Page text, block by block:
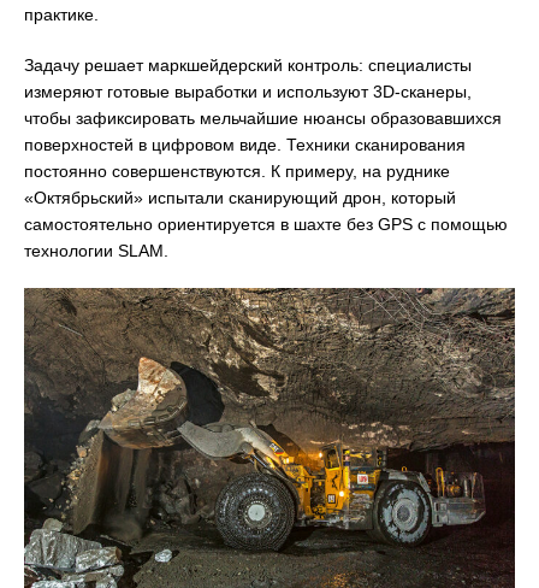
практике.
Задачу решает маркшейдерский контроль: специалисты
измеряют готовые выработки и используют 3D-сканеры,
чтобы зафиксировать мельчайшие нюансы образовавшихся
поверхностей в цифровом виде. Техники сканирования
постоянно совершенствуются. К примеру, на руднике
«Октябрьский» испытали сканирующий дрон, который
самостоятельно ориентируется в шахте без GPS с помощью
технологии SLAM.